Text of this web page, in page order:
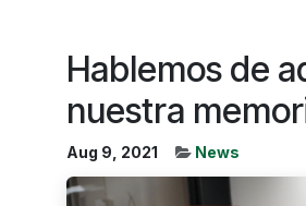
Hablemos de
nuestra
Aug 9, 2021 News